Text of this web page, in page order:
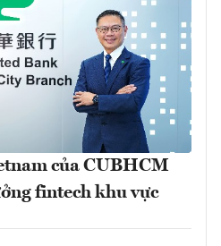
của CUBHCM
fintech khu vực